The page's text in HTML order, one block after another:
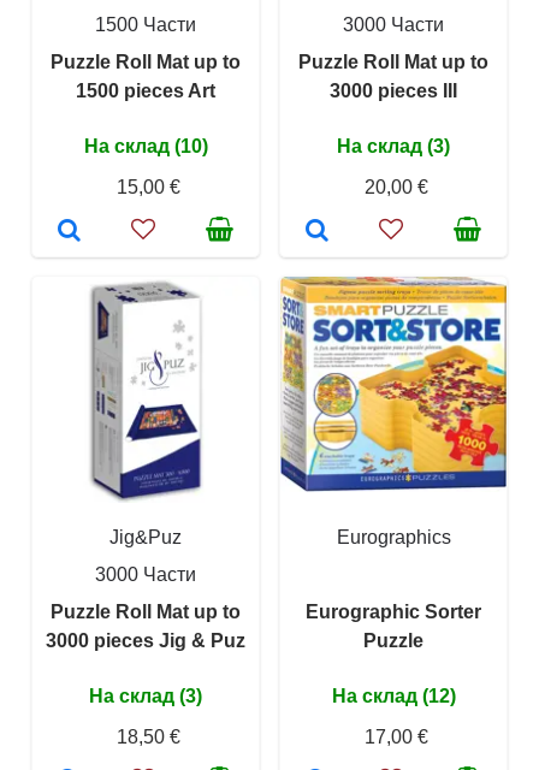
1500 Части
Puzzle Roll Mat up to
1500 pieces Art
На склад (10)
15,00 €
3000 Части
Puzzle Roll Mat up to
3000 pieces III
На склад (3)
20,00 €
Jig&Puz
3000 Части
Puzzle Roll Mat up to
3000 pieces Jig & Puz
На склад (3)
18,50 €
Eurographics
Eurographic Sorter
Puzzle
На склад (12)
17,00 €